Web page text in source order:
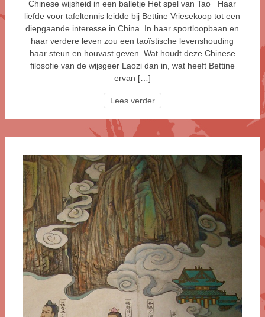
Chinese wijsheid in een balletje Het spel van Tao Haar
liefde voor tafeltennis leidde bij Bettine Vriesekoop tot een
diepgaande interesse in China. In haar sportloopbaan en
haar verdere leven zou een taoïstische levenshouding
haar steun en houvast geven. Wat houdt deze Chinese
filosofie van de wijsgeer Laozi dan in, wat heeft Bettine
ervan […]
Lees verder